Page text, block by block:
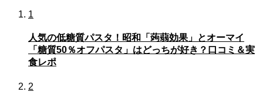
1
人気の低糖質パスタ！昭和「蒟蒻効果」とオーマイ
「糖質50％オフパスタ」はどっちが好き？口コミ＆実
食レポ
2